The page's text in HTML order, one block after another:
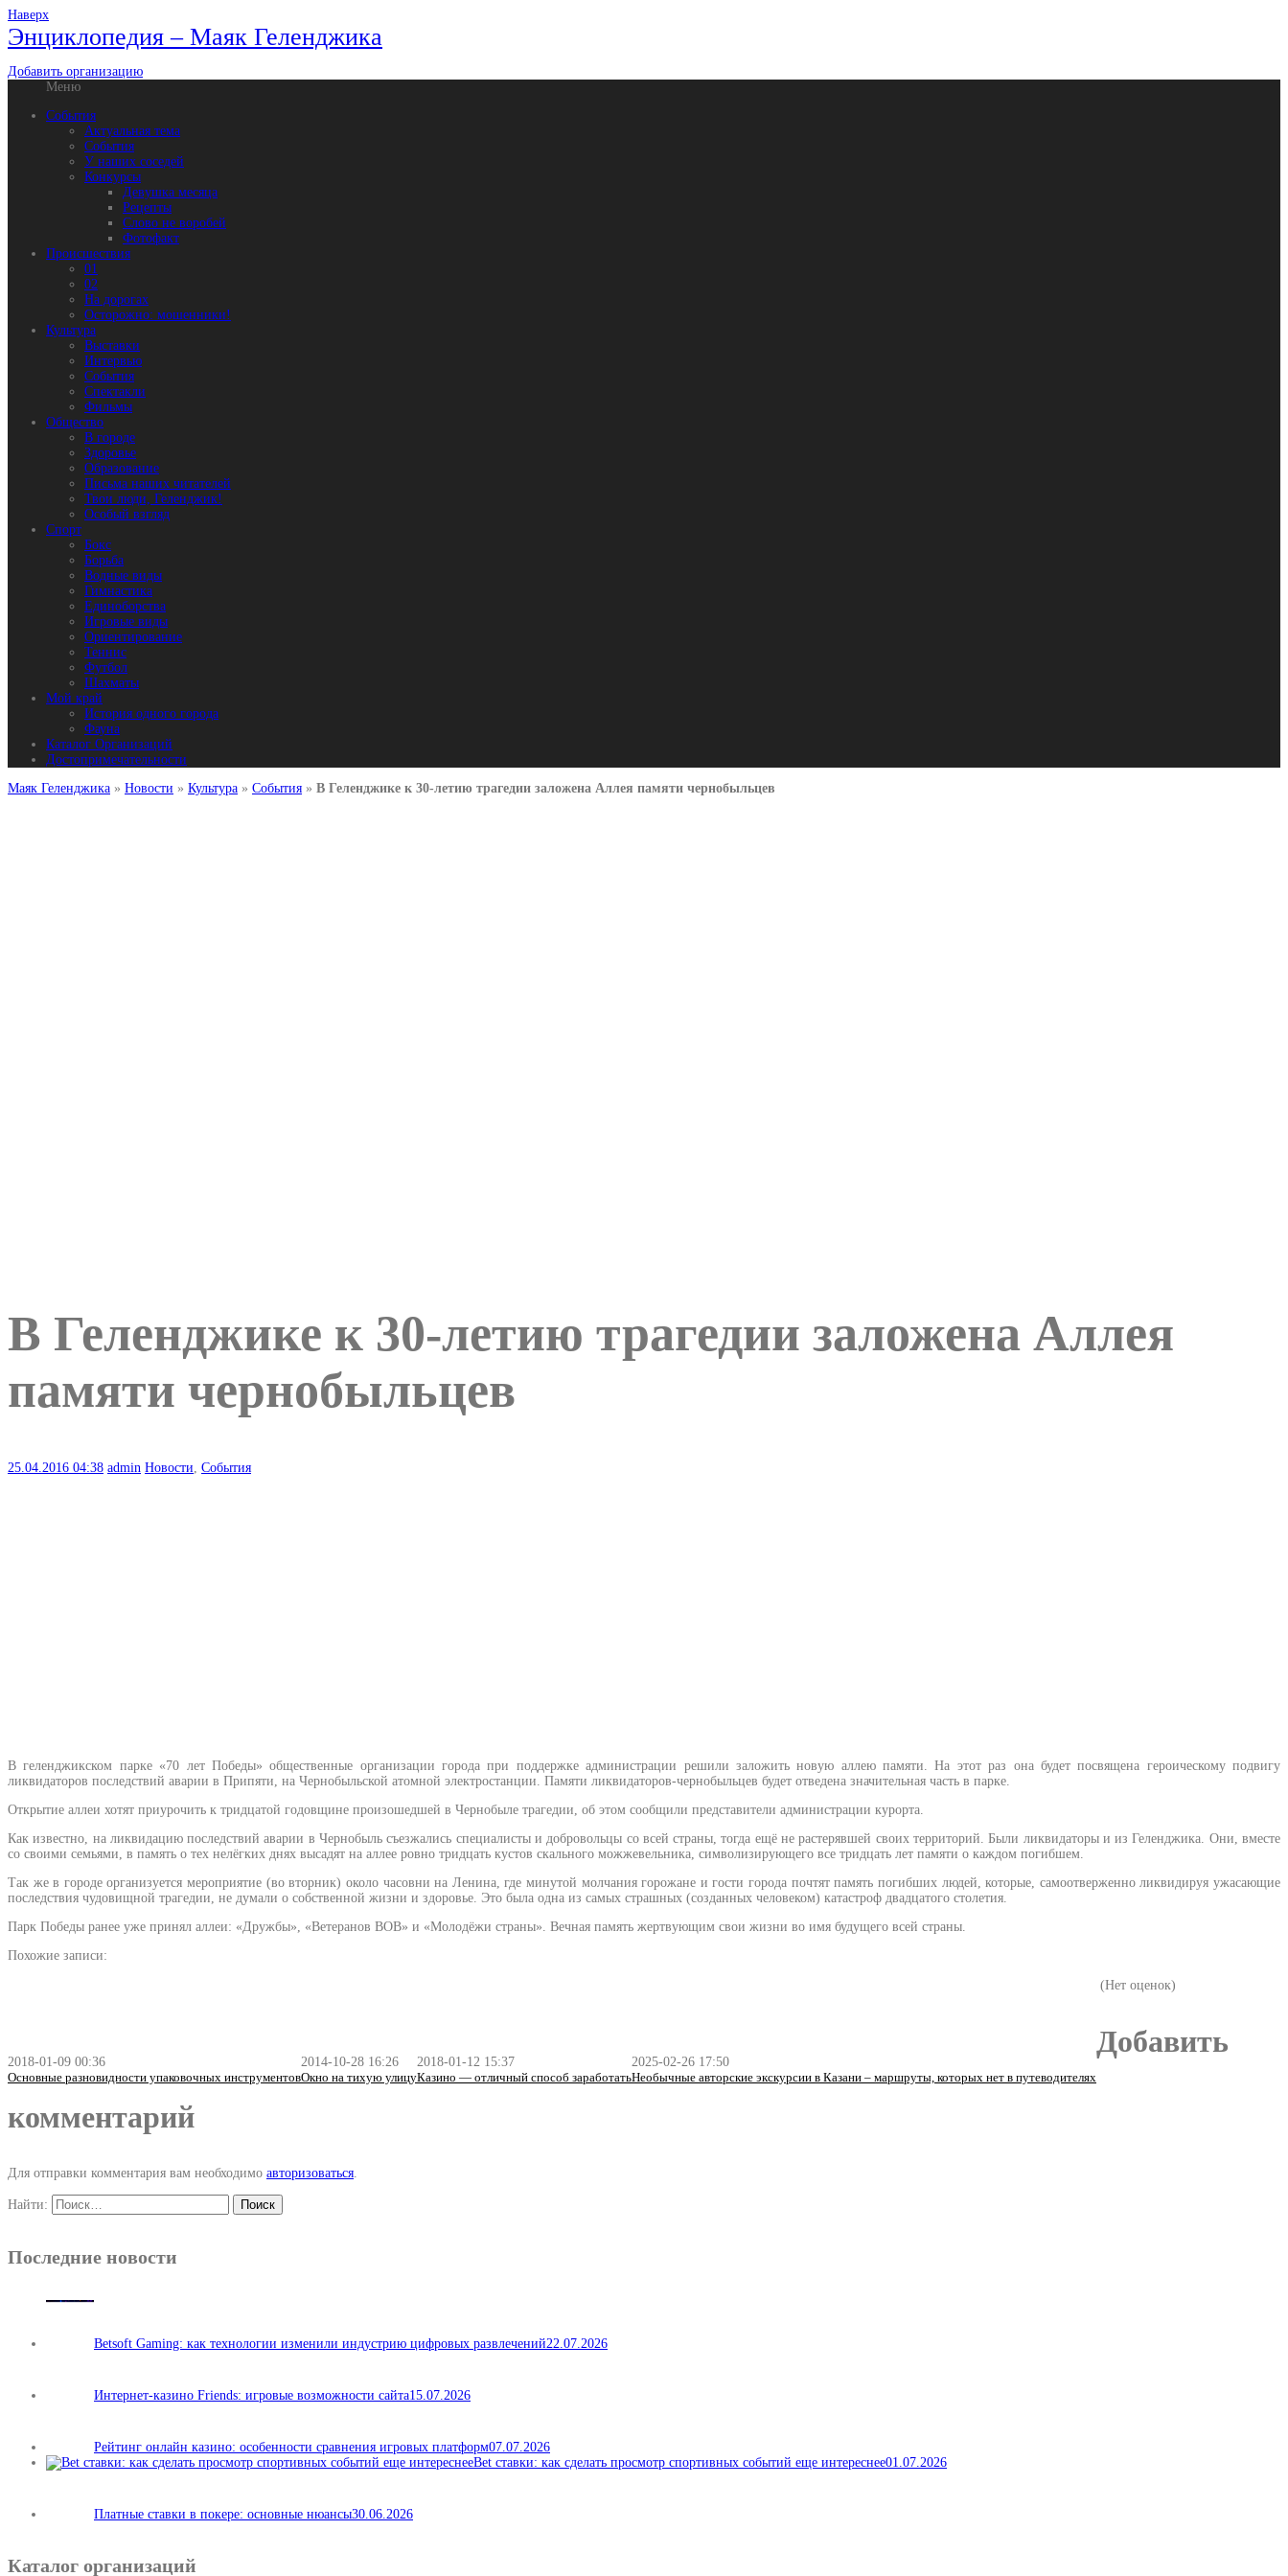
Наверх
Энциклопедия – Маяк Геленджика
Добавить организацию
Меню
События
Актуальная тема
События
У наших соседей
Конкурсы
Девушка месяца
Рецепты
Слово не воробей
Фотофакт
Происшествия
01
02
На дорогах
Осторожно: мошенники!
Культура
Выставки
Интервью
События
Спектакли
Фильмы
Общество
В городе
Здоровье
Образование
Письма наших читателей
Твои люди, Геленджик!
Особый взгляд
Спорт
Бокс
Борьба
Водные виды
Гимнастика
Единоборства
Игровые виды
Ориентирование
Теннис
Футбол
Шахматы
Мой край
История одного города
Фауна
Каталог Организаций
Достопримечательности
Маяк Геленджика » Новости » Культура » События » В Геленджике к 30-летию трагедии заложена Аллея памяти чернобыльцев
В Геленджике к 30-летию трагедии заложена Аллея
памяти чернобыльцев
25.04.2016 04:38 admin Новости События
В геленджикском парке «70 лет Победы» общественные организации города при поддержке администрации решили заложить новую аллею памяти.
На этот раз она будет посвящена героическому подвигу
ликвидаторов последствий аварии в Припяти, на Чернобыльской атомной электростанции. Памяти ликвидаторов-чернобыльцев будет отведена значительная часть в парке.
Открытие аллеи хотят приурочить к тридцатой годовщине произошедшей в Чернобыле трагедии, об этом сообщили представители администрации курорта.
Как известно, на ликвидацию последствий аварии в Чернобыль съезжались специалисты и добровольцы со всей страны, тогда ещё не растерявшей своих территорий. Были ликвидаторы и из Геленджика. Они, вместе
со своими семьями, в память о тех нелёгких днях высадят на аллее ровно тридцать кустов скального можжевельника, символизирующего все тридцать лет памяти о каждом погибшем.
Так же в городе организуется мероприятие (во вторник) около часовни на Ленина, где минутой молчания горожане и гости города почтят память погибших людей, которые, самоотверженно ликвидируя ужасающие
последствия чудовищной трагедии, не думали о собственной жизни и здоровье. Это была одна из самых страшных (созданных человеком) катастроф двадцатого столетия.
Парк Победы ранее уже принял аллеи: «Дружбы», «Ветеранов ВОВ» и «Молодёжи страны». Вечная память жертвующим свои жизни во имя будущего всей страны.
Похожие записи:
2018-01-09 00:36
Основные разновидности упаковочных инструментов
2014-10-28 16:26
Окно на тихую улицу
2018-01-12 15:37
Казино — отличный способ заработать
2025-02-26 17:50
Необычные авторские экскурсии в Казани – маршруты, которых нет в путеводителях
(Нет оценок)
Добавить
комментарий
Для отправки комментария вам необходимо авторизоваться
Найти:
Последние новости
Betsoft Gaming: как технологии изменили индустрию цифровых развлечений22.07.2026
Интернет-казино Friends: игровые возможности сайта15.07.2026
Рейтинг онлайн казино: особенности сравнения игровых платформ07.07.2026
Bet ставки: как сделать просмотр спортивных событий еще интереснее01.07.2026
Платные ставки в покере: основные нюансы30.06.2026
Каталог организаций